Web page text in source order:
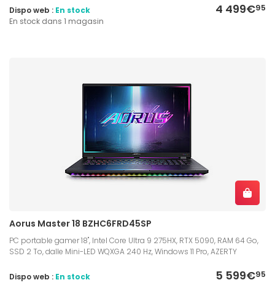
4 499€95
Dispo web : En stock
En stock dans 1 magasin
Aorus Master 18 BZHC6FRD45SP
PC portable gamer 18", Intel Core Ultra 9 275HX, RTX 5090, RAM 64 Go,
SSD 2 To, dalle Mini-LED WQXGA 240 Hz, Windows 11 Pro, AZERTY
5 599€95
Dispo web : En stock